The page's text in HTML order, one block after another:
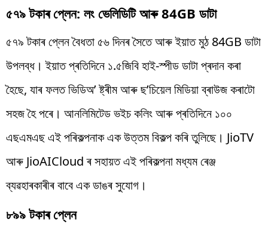
৫৭৯ টকাৰ প্লেন: লং ভেলিডিটি আৰু 84GB ডাটা
৫৭৯ টকাৰ প্লেন বৈধতা ৫৬ দিনৰ সৈতে আৰু ইয়াত মুঠ 84GB ডাটা
উপলব্ধ। ইয়াত প্ৰতিদিনে ১.৫জিবি হাই-স্পীড ডাটা প্ৰদান কৰা
হৈছে, যাৰ ফলত ভিডিঅ’ ষ্ট্ৰীম আৰু ছ’চিয়েল মিডিয়া ব্ৰাউজ কৰাটো
সহজ হৈ পৰে। আনলিমিটেড ভইচ কলিং আৰু প্ৰতিদিনে ১০০
এছএমএছ এই পৰিকল্পনাক এক উত্তম বিকল্প কৰি তুলিছে। JioTV
আৰু JioAICloud ৰ সহায়ত এই পৰিকল্পনা মধ্যম ৰেঞ্জ
ব্যৱহাৰকাৰীৰ বাবে এক ডাঙৰ সুযোগ।
৮৯৯ টকাৰ প্লেন